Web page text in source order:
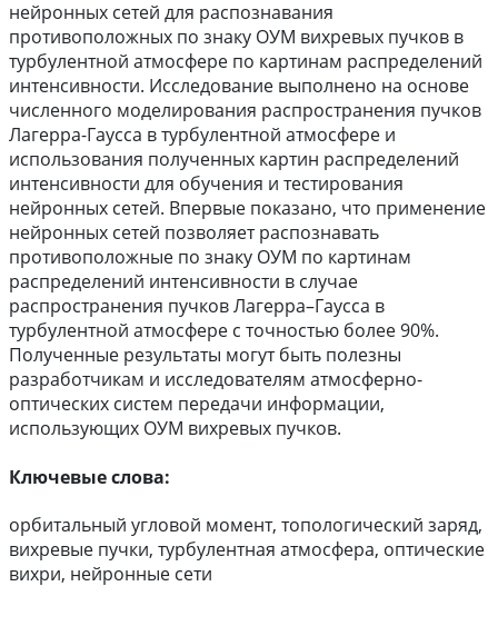
нейронных сетей для распознавания
противоположных по знаку ОУМ вихревых пучков в
турбулентной атмосфере по картинам распределений
интенсивности. Исследование выполнено на основе
численного моделирования распространения пучков
Лагерра-Гаусса в турбулентной атмосфере и
использования полученных картин распределений
интенсивности для обучения и тестирования
нейронных сетей. Впервые показано, что применение
нейронных сетей позволяет распознавать
противоположные по знаку ОУМ по картинам
распределений интенсивности в случае
распространения пучков Лагерра–Гаусса в
турбулентной атмосфере с точностью более 90%.
Полученные результаты могут быть полезны
разработчикам и исследователям атмосферно-
оптических систем передачи информации,
использующих ОУМ вихревых пучков.
Ключевые слова:
орбитальный угловой момент, топологический заряд,
вихревые пучки, турбулентная атмосфера, оптические
вихри, нейронные сети